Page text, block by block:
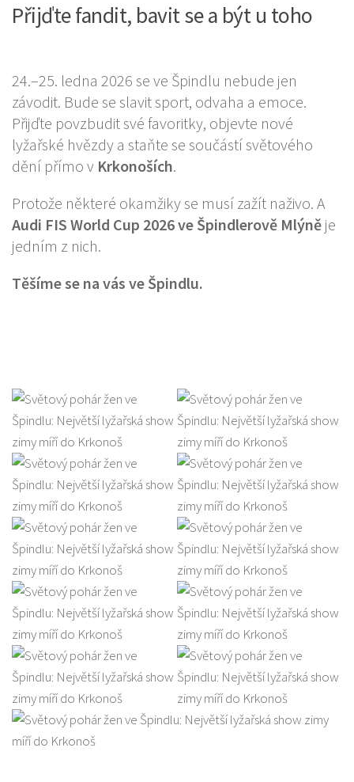
Přijďte fandit, bavit se a být u toho
24.–25. ledna 2026 se ve Špindlu nebude jen
závodit. Bude se slavit sport, odvaha a emoce.
Přijďte povzbudit své favoritky, objevte nové
lyžařské hvězdy a staňte se součástí světového
dění přímo v Krkonoších.
Protože některé okamžiky se musí zažít naživo. A
Audi FIS World Cup 2026 ve Špindlerově Mlýně je
jedním z nich.
Těšíme se na vás ve Špindlu.